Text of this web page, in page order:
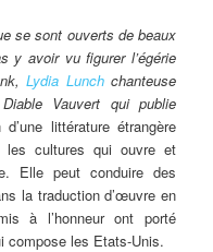
se sont ouverts de beaux
y avoir vu figurer l’égérie
Lydia Lunchchanteuse
Vauvert qui publie
d’une littérature étrangère
les cultures qui ouvre et
Elle peut conduire des
la traduction d’œuvre en
à l’honneur ont porté
compose les Etats-Unis.